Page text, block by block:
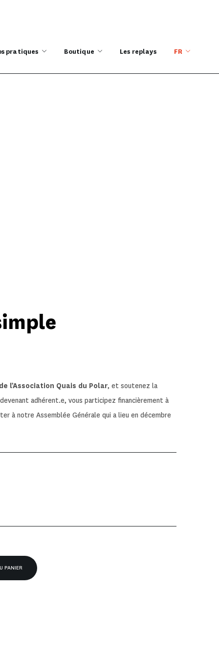
pratiques Boutique Les replays FR
l’Association Quais du Polar, et soutenez la
adhérent.e, vous participez financièrement à
à notre Assemblée Générale qui a lieu en décembre
PANIER